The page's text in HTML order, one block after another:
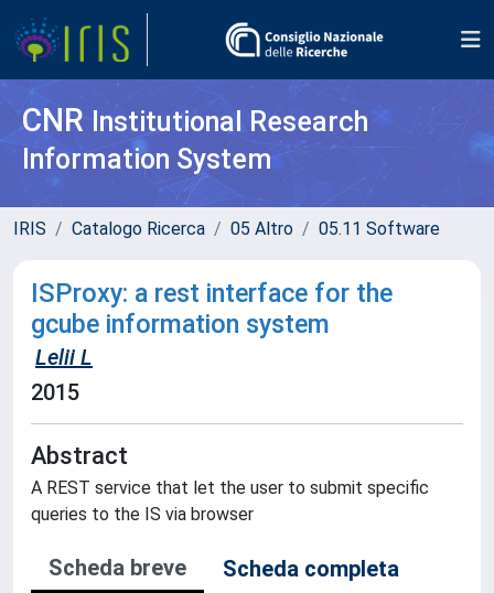
CNR Institutional Research
Information System
IRIS Catalogo Ricerca 05 Altro 05.11 Software
ISProxy: a rest interface for the
gcube information system
Lelii L
2015
Abstract
A REST service that let the user to submit specific
queries to the IS via browser
Scheda breve
Scheda completa